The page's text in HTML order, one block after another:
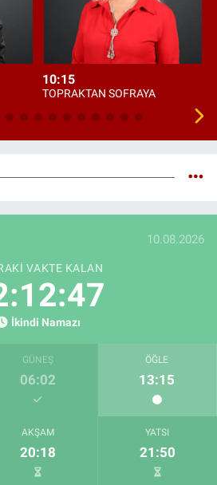
10:15
TOPRAKTAN SOFRAYA
10.08.2026
VAKTE KALAN
İkindi Namazı
GÜNEŞ
06:02
ÖĞLE
13:15
AKŞAM
20:18
YATSI
21:50